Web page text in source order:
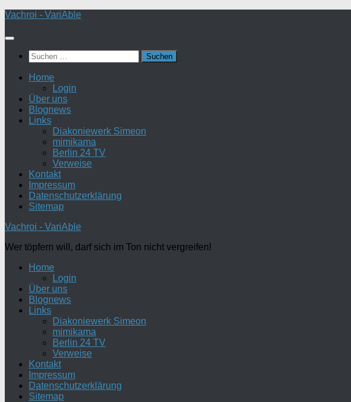
Zum
springen
Vachroi - VariAble
Suchen
nach:
Home
Login
Über uns
Blognews
Links
Diakoniewerk Simeon
mimikama
Berlin 24 TV
Verweise
Kontakt
Impressum
Datenschutzerklärung
Sitemap
Vachroi - VariAble
Wer töpfern will, darf sich im Ton nicht vergreifen!
Home
Login
Über uns
Blognews
Links
Diakoniewerk Simeon
mimikama
Berlin 24 TV
Verweise
Kontakt
Impressum
Datenschutzerklärung
Sitemap